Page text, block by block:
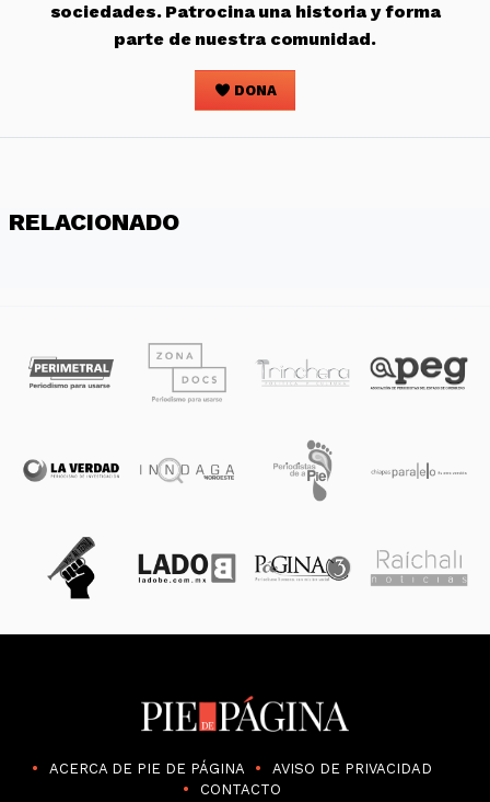
sociedades. Patrocina una historia y forma
parte de nuestra comunidad.
DONA
RELACIONADO
ACERCA DE PIE DE PÁGINA
AVISO DE PRIVACIDAD
CONTACTO